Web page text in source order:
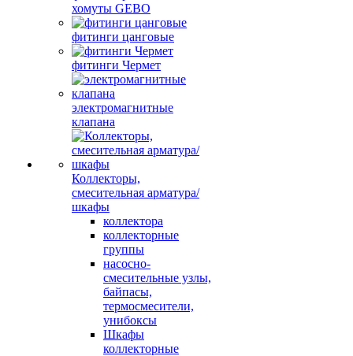
хомуты GEBO
фитинги цанговые
фитинги Чермет
электромагнитные
клапана
Коллекторы,
смесительная арматура/
шкафы
коллектора
коллекторные
группы
насосно-
смесительные узлы,
байпасы,
термосмесители,
унибоксы
Шкафы
коллекторные